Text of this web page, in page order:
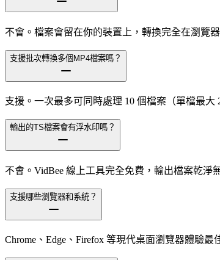
不會。檔案會留在你的裝置上，轉換完全在瀏覽
支援批次轉換多個MP4檔案嗎？
支援。一次最多可同時處理 10 個檔案（單檔最
輸出的TS檔案會有浮水印嗎？
不會。VidBee 線上工具完全免費，輸出檔案乾淨
支援哪些瀏覽器和系統？
Chrome、Edge、Firefox 等現代桌面瀏覽器體驗最